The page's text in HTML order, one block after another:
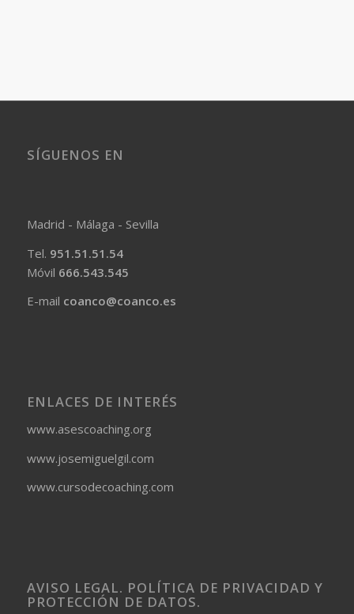
SÍGUENOS EN
Madrid - Málaga - Sevilla
Tel. 951.51.51.54
Móvil 666.543.545
E-mail coanco@coanco.es
ENLACES DE INTERÉS
www.asescoaching.org
www.josemiguelgil.com
www.cursodecoaching.com
AVISO LEGAL. POLÍTICA DE PRIVACIDAD Y
PROTECCIÓN DE DATOS.